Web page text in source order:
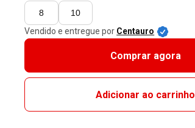
8
10
Vendido e entregue por Centauro
Comprar agora
Adicionar ao carrinho